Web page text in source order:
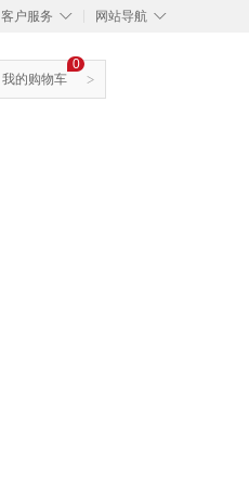
◇
客户服务 ◇
网站导航
>
0
我的购物车